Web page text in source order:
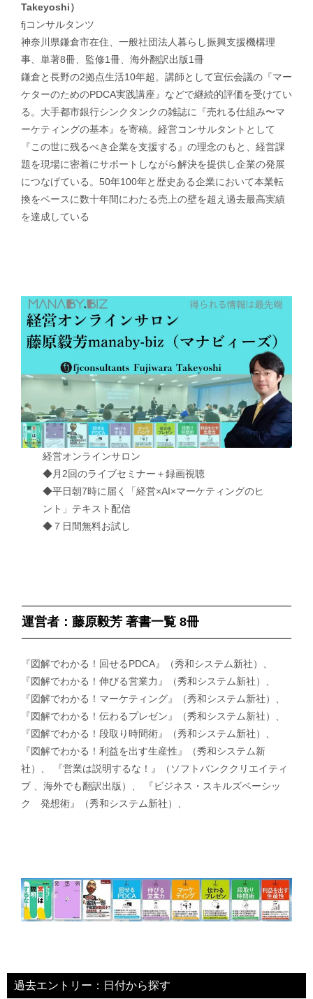
Takeyoshi）
fjコンサルタンツ
神奈川県鎌倉市在住、一般社団法人暮らし振興支援機構理
事、単著8冊、監修1冊、海外翻訳出版1冊
鎌倉と長野の2拠点生活10年超。講師として宣伝会議の『マー
ケターのためのPDCA実践講座』などで継続的評価を受けてい
る。大手都市銀行シンクタンクの雑誌に『売れる仕組み〜マ
ーケティングの基本』を寄稿。経営コンサルタントとして
『この世に残るべき企業を支援する』の理念のもと、経営課
題を現場に密着にサポートしながら解決を提供し企業の発展
につなげている。50年100年と歴史ある企業において本業転
換をベースに数十年間にわたる売上の壁を超え過去最高実績
を達成している
経営オンラインサロン
◆月2回のライブセミナー＋録画視聴
◆平日朝7時に届く「経営×AI×マーケティングのヒ
ント」テキスト配信
◆７日間無料お試し
運営者：藤原毅芳 著書一覧 8冊
『図解でわかる！回せるPDCA』（秀和システム新社）、
『図解でわかる！伸びる営業力』（秀和システム新社）、
『図解でわかる！マーケティング』（秀和システム新社）、
『図解でわかる！伝わるプレゼン』（秀和システム新社）、
『図解でわかる！段取り時間術』（秀和システム新社）、
『図解でわかる！利益を出す生産性』（秀和システム新
社）、 『営業は説明するな！』（ソフトバンククリエイティ
ブ 、海外でも翻訳出版）、 『ビジネス・スキルズベーシッ
ク 発想術』（秀和システム新社）、
過去エントリー：日付から探す